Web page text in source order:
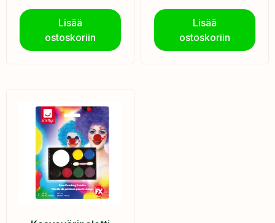
Lisää
ostoskoriin
Lisää
ostoskoriin